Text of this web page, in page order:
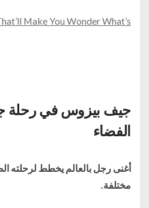
Make You Wonder What’s
جيف بيزوس في رحلة
الفضاء
أغنى رجل بالعالم يخطط لرحلته
مختلفة.